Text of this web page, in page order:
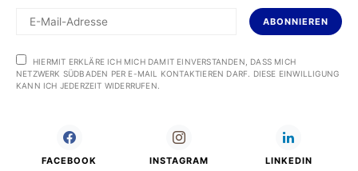
ABONNIEREN
HIERMIT ERKLÄRE ICH MICH DAMIT EINVERSTANDEN, DASS MICH
NETZWERK SÜDBADEN PER E-MAIL KONTAKTIEREN DARF. DIESE EINWILLIGUNG
KANN ICH JEDERZEIT WIDERRUFEN.
FACEBOOK INSTAGRAM LINKEDIN